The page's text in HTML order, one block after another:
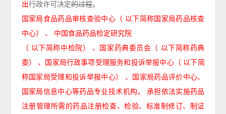
出行政许可决定的过程。
国家局食品药品审核查验中心（ 以下简称国家局药品核查
中心）
、
中国食品药品检定研究院
（ 以下简称中检院） 、国家药典委员会（ 以下简称药典
委）
、国家局行政事项受理服务和投诉举报中心（ 以下简
称国家局受理和投诉举报中心）
、国家局药品评价中心、
国家局信息中心等药品专业技术机构，
承担依法实施药品
注册管理所需的药品注册检查、检验、标准制修订、制证